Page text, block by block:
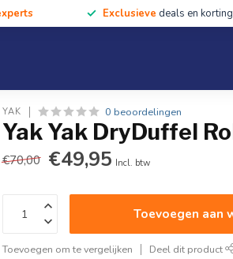
Exclusieve deals en
Cursussen & Tochten Tentipi
YAK 0 beoordelingen
Yak Yak DryDuffel
€70,00 €49,95 Incl. btw
Toevoegen aan
Toevoegen om te vergelijken Deel dit product